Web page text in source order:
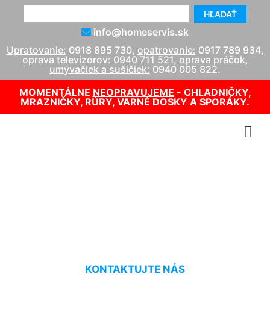
HĽADAŤ
info@homeservis.sk
Upratovanie: 0918 895 730, opatrovanie: 0917 789 934,
oprava televízorov: 0940 711 521, oprava práčok,
umývačiek a sušičiek: 0940 005 822.
MOMENTÁLNE NEOPRAVUJEME - CHLADNIČKY,
MRAZNIČKY, RÚRY, VARNÉ DOSKY A SPORÁKY.
KONTAKTUJTE NÁS